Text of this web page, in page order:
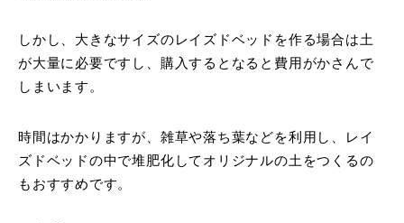
しかし、大きなサイズのレイズドベッドを作る場合は土
が大量に必要ですし、購入するとなると費用がかさんで
しまいます。
時間はかかりますが、雑草や落ち葉などを利用し、レイ
ズドベッドの中で堆肥化してオリジナルの土をつくるの
もおすすめです。